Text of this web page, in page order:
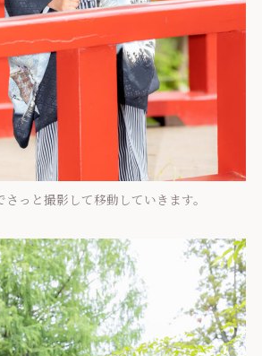
さっと撮影して移動していきます。